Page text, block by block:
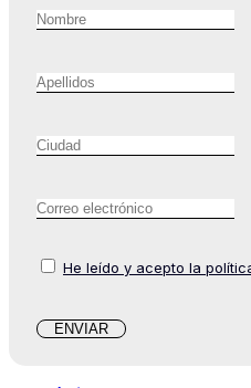
He leído y acepto la